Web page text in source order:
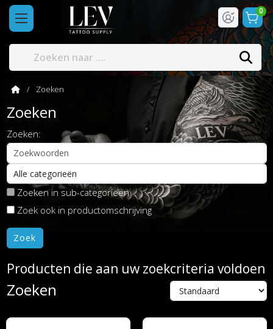
0
Zoeken
Zoeken
Zoeken:
Zoeken in sub-categorieën
Zoek ook in productomschrijving
Producten die aan uw zoekcriteria voldoen
Zoeken